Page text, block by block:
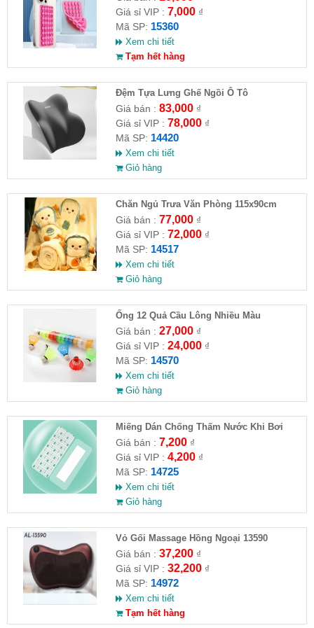
Giá sỉ VIP : 7,000₫
Mã SP: 15360
Xem chi tiết
Tạm hết hàng
Đệm Tựa Lưng Ghế Ngồi Ô Tô
Giá bán : 83,000₫
Giá sỉ VIP : 78,000₫
Mã SP: 14420
Xem chi tiết
Giỏ hàng
Chăn Ngủ Trưa Văn Phòng 115x90cm
Giá bán : 77,000₫
Giá sỉ VIP : 72,000₫
Mã SP: 14517
Xem chi tiết
Giỏ hàng
Ống 12 Quả Cầu Lông Nhiều Màu
Giá bán : 27,000₫
Giá sỉ VIP : 24,000₫
Mã SP: 14570
Xem chi tiết
Giỏ hàng
Miếng Dán Chống Thấm Nước Khi Bơi
Giá bán : 7,200₫
Giá sỉ VIP : 4,200₫
Mã SP: 14725
Xem chi tiết
Giỏ hàng
Vỏ Gối Massage Hồng Ngoại 13590
Giá bán : 37,200₫
Giá sỉ VIP : 32,200₫
Mã SP: 14972
Xem chi tiết
Tạm hết hàng